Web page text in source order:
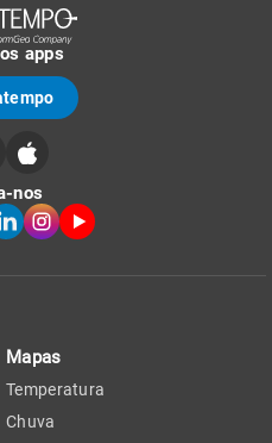
apps
nos
Mapas
Temperatura
Chuva